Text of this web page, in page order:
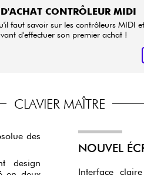
CONTRÔLEUR MIDI
faut savoir sur les contrôleurs MIDI
d'effectuer son premier achat !
CLAVIER MAÎTRE
des
design
NOUVEL
Interface